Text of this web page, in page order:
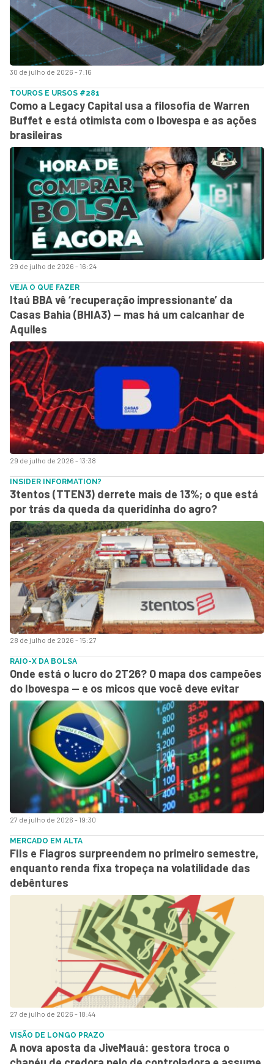
30 de julho de 2026 - 7:16
29 de julho de 2026 - 16:24
TOUROS E URSOS #281
Como a Legacy Capital usa a filosofia de Warren
Buffet e está otimista com o Ibovespa e as ações
brasileiras
29 de julho de 2026 - 13:38
VEJA O QUE FAZER
Itaú BBA vê ‘recuperação impressionante’ da
Casas Bahia (BHIA3) — mas há um calcanhar de
Aquiles
28 de julho de 2026 - 15:27
INSIDER INFORMATION?
3tentos (TTEN3) derrete mais de 13%; o que está
por trás da queda da queridinha do agro?
27 de julho de 2026 - 19:30
RAIO-X DA BOLSA
Onde está o lucro do 2T26? O mapa dos campeões
do Ibovespa — e os micos que você deve evitar
27 de julho de 2026 - 18:44
MERCADO EM ALTA
FIIs e Fiagros surpreendem no primeiro semestre,
enquanto renda fixa tropeça na volatilidade das
debêntures
VISÃO DE LONGO PRAZO
A nova aposta da JiveMauá: gestora troca o